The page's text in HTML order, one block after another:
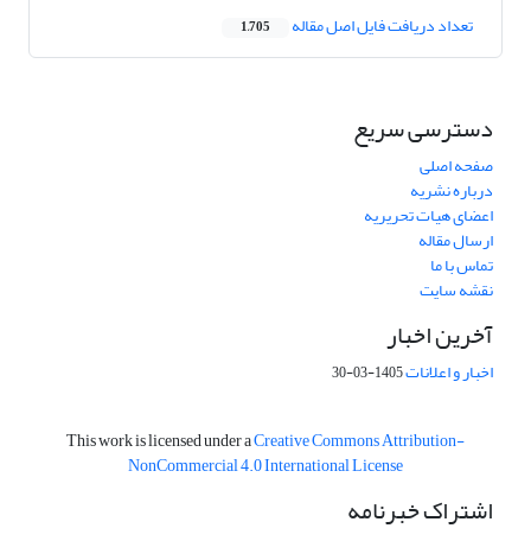
تعداد دریافت فایل اصل مقاله 1,705
دسترسی سریع
صفحه اصلی
درباره نشریه
اعضای هیات تحریریه
ارسال مقاله
تماس با ما
نقشه سایت
آخرین اخبار
اخبار و اعلانات1405-03-30
This work is licensed under aCreative Commons Attribution-
NonCommercial 4.0 International License
اشتراک خبرنامه